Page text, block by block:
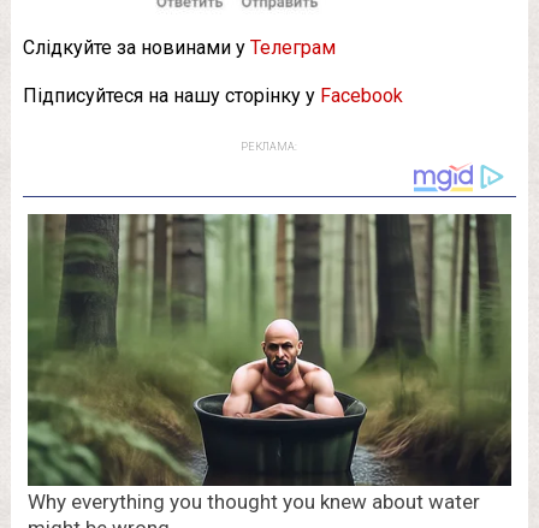
Слідкуйте за новинами у Телеграм
Підписуйтеся на нашу сторінку у Facebook
РЕКЛАМА: